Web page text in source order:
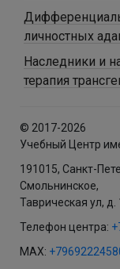
личностных
Наследники и
терапия
© 2017-2026
Учебный Центр
191015, Санкт-
Смольнинское,
Таврическая ул, д.
Телефон центра:
MAX: